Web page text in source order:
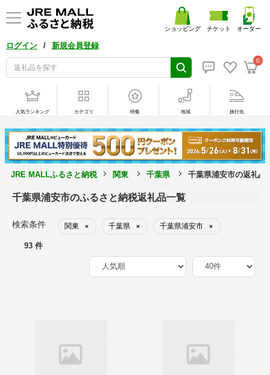
ログイン / 新規会員登録
0
ショッピング チケット オーダー
人気ランキング カテゴリ 特集 地域 旅行先
JRE MALLふるさと納税 関東 千葉県 千葉県浦安市の返礼品
千葉県浦安市のふるさと納税返礼品一覧
検索条件 関東 × 千葉県 × 千葉県浦安市 ×
93 件